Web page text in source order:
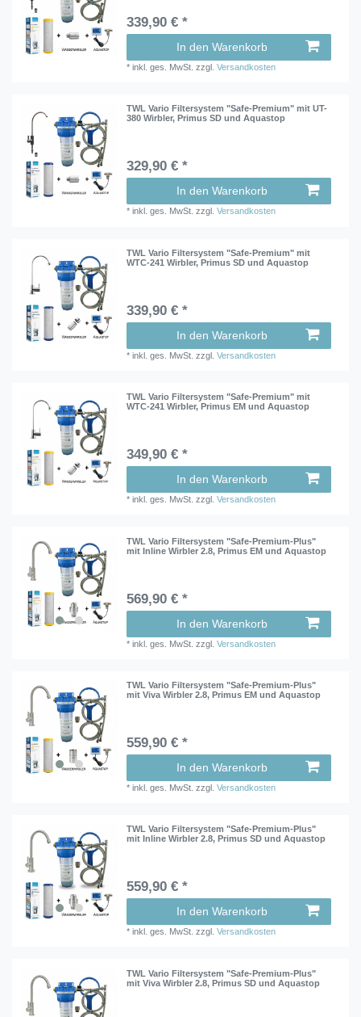
339,90 € *
In den Warenkorb
*inkl. ges. MwSt. zzgl.Versandkosten
TWL Vario Filtersystem "Safe-Premium" mit UT-
380 Wirbler, Primus SD und Aquastop
329,90 € *
In den Warenkorb
*inkl. ges. MwSt. zzgl.Versandkosten
TWL Vario Filtersystem "Safe-Premium" mit
WTC-241 Wirbler, Primus SD und Aquastop
339,90 € *
In den Warenkorb
*inkl. ges. MwSt. zzgl.Versandkosten
TWL Vario Filtersystem "Safe-Premium" mit
WTC-241 Wirbler, Primus EM und Aquastop
349,90 € *
In den Warenkorb
*inkl. ges. MwSt. zzgl.Versandkosten
TWL Vario Filtersystem "Safe-Premium-Plus"
mit Inline Wirbler 2.8, Primus EM und Aquastop
569,90 € *
In den Warenkorb
*inkl. ges. MwSt. zzgl.Versandkosten
TWL Vario Filtersystem "Safe-Premium-Plus"
mit Viva Wirbler 2.8, Primus EM und Aquastop
559,90 € *
In den Warenkorb
*inkl. ges. MwSt. zzgl.Versandkosten
TWL Vario Filtersystem "Safe-Premium-Plus"
mit Inline Wirbler 2.8, Primus SD und Aquastop
559,90 € *
In den Warenkorb
*inkl. ges. MwSt. zzgl.Versandkosten
TWL Vario Filtersystem "Safe-Premium-Plus"
mit Viva Wirbler 2.8, Primus SD und Aquastop